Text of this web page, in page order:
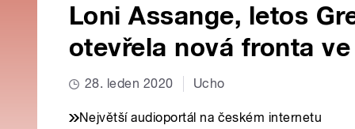
Loni Assange, letos
otevřela nová fronta
28. leden 2020 Ucho
Největší audioportál na českém internetu